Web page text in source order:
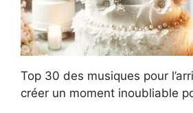
Top 30 des musiques pour
créer un moment inoubliable